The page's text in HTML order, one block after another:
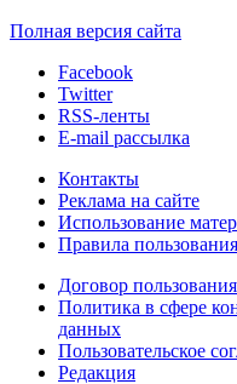
Полная версия сайта
Facebook
Twitter
RSS-ленты
E-mail рассылка
Контакты
Реклама на сайте
Использование
Правила
Договор
Политика в сфере
данных
Пользовательское
Редакция